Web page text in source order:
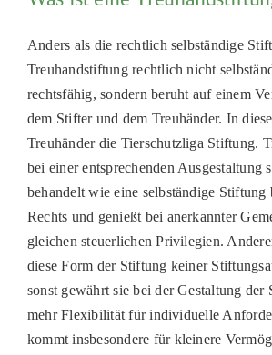
Anders als die rechtlich selbständige
Treuhandstiftung rechtlich nicht
rechtsfähig, sondern beruht auf einem
dem Stifter und dem Treuhänder. In
Treuhänder die Tierschutzliga Stiftung.
bei einer entsprechenden Ausgestaltung
behandelt wie eine selbständige Stiftung
Rechts und genießt bei anerkannter
gleichen steuerlichen Privilegien.
diese Form der Stiftung keiner
sonst gewährt sie bei der Gestaltung der
mehr Flexibilität für individuelle
kommt insbesondere für kleinere